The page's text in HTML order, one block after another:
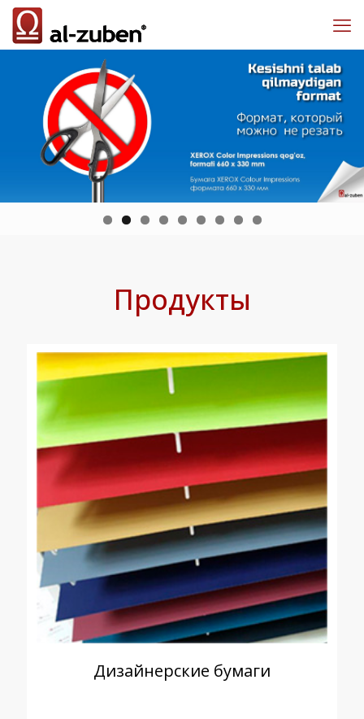
Продукты
Дизайнерские бумаги